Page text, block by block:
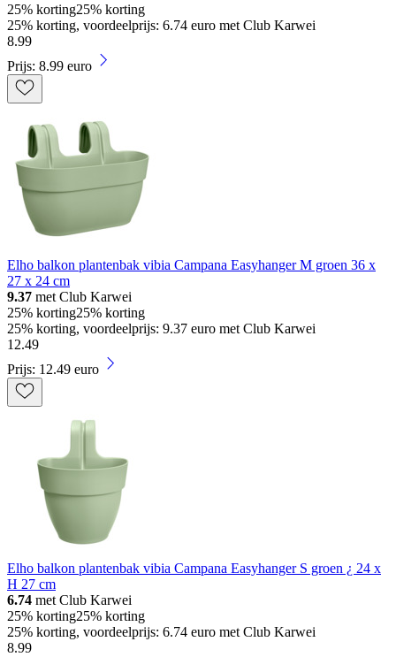
25% korting25% korting
25% korting, voordeelprijs: 6.74 euro met Club Karwei
8.99
Prijs: 8.99 euro
Elho balkon plantenbak vibia Campana Easyhanger M groen 36 x
27 x 24 cm
9.37 met Club Karwei
25% korting25% korting
25% korting, voordeelprijs: 9.37 euro met Club Karwei
12.49
Prijs: 12.49 euro
Elho balkon plantenbak vibia Campana Easyhanger S groen ¿ 24 x
H 27 cm
6.74 met Club Karwei
25% korting25% korting
25% korting, voordeelprijs: 6.74 euro met Club Karwei
8.99